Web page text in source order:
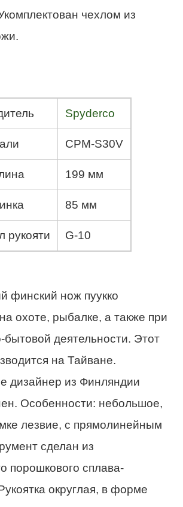
чехлом из
Spyderco
CPM-S30V
199 мм
85 мм
рукояти G-10
финский нож пуукко
охоте, рыбалке, а также при
бытовой деятельности. Этот
на Тайване.
дизайнер из Финляндии
Особенности: небольшое,
лезвие, с прямолинейным
сделан из
порошкового сплава-
округлая, в форме